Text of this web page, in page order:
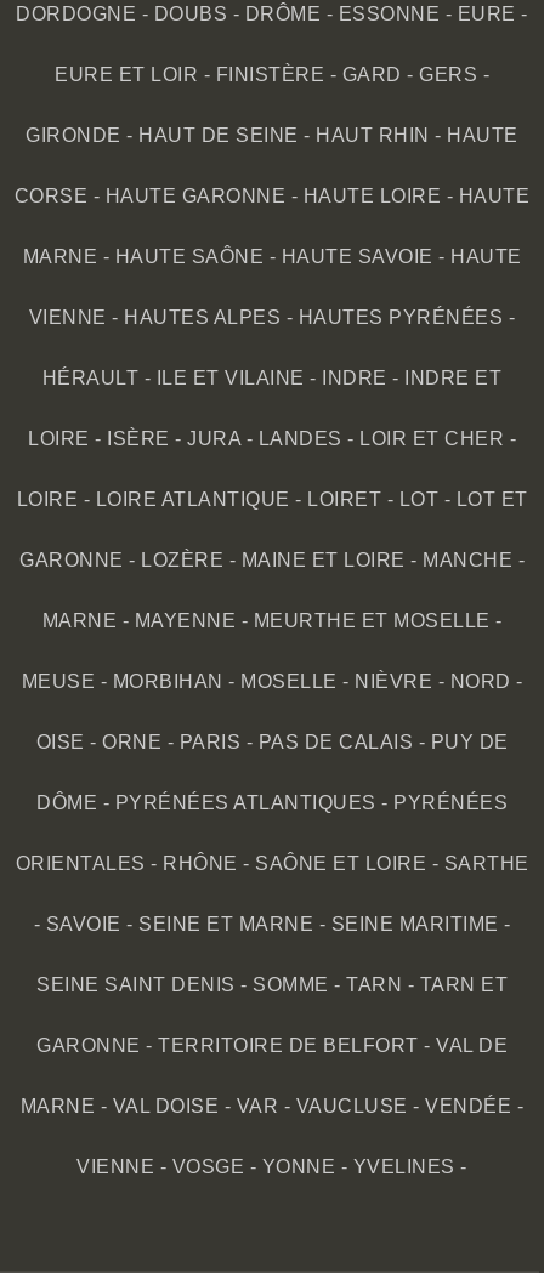
DORDOGNE - DOUBS - DRÔME - ESSONNE - EURE -
EURE ET LOIR - FINISTÈRE - GARD - GERS -
GIRONDE - HAUT DE SEINE - HAUT RHIN - HAUTE
CORSE - HAUTE GARONNE - HAUTE LOIRE - HAUTE
MARNE - HAUTE SAÔNE - HAUTE SAVOIE - HAUTE
VIENNE - HAUTES ALPES - HAUTES PYRÉNÉES -
HÉRAULT - ILE ET VILAINE - INDRE - INDRE ET
LOIRE - ISÈRE - JURA - LANDES - LOIR ET CHER -
LOIRE - LOIRE ATLANTIQUE - LOIRET - LOT - LOT ET
GARONNE - LOZÈRE - MAINE ET LOIRE - MANCHE -
MARNE - MAYENNE - MEURTHE ET MOSELLE -
MEUSE - MORBIHAN - MOSELLE - NIÈVRE - NORD -
OISE - ORNE - PARIS - PAS DE CALAIS - PUY DE
DÔME - PYRÉNÉES ATLANTIQUES - PYRÉNÉES
ORIENTALES - RHÔNE - SAÔNE ET LOIRE - SARTHE
- SAVOIE - SEINE ET MARNE - SEINE MARITIME -
SEINE SAINT DENIS - SOMME - TARN - TARN ET
GARONNE - TERRITOIRE DE BELFORT - VAL DE
MARNE - VAL DOISE - VAR - VAUCLUSE -VENDÉE -
VIENNE - VOSGE - YONNE - YVELINES -